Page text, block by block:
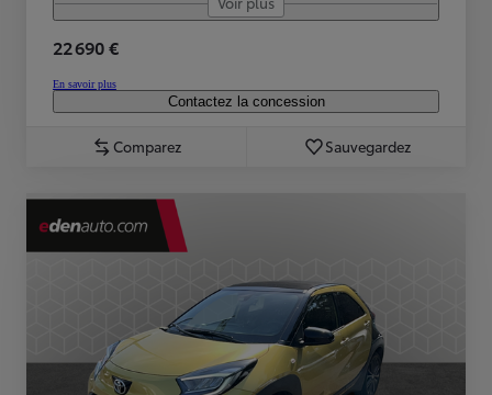
22 690 €
En savoir plus
Contactez la concession
Comparez Sauvegardez